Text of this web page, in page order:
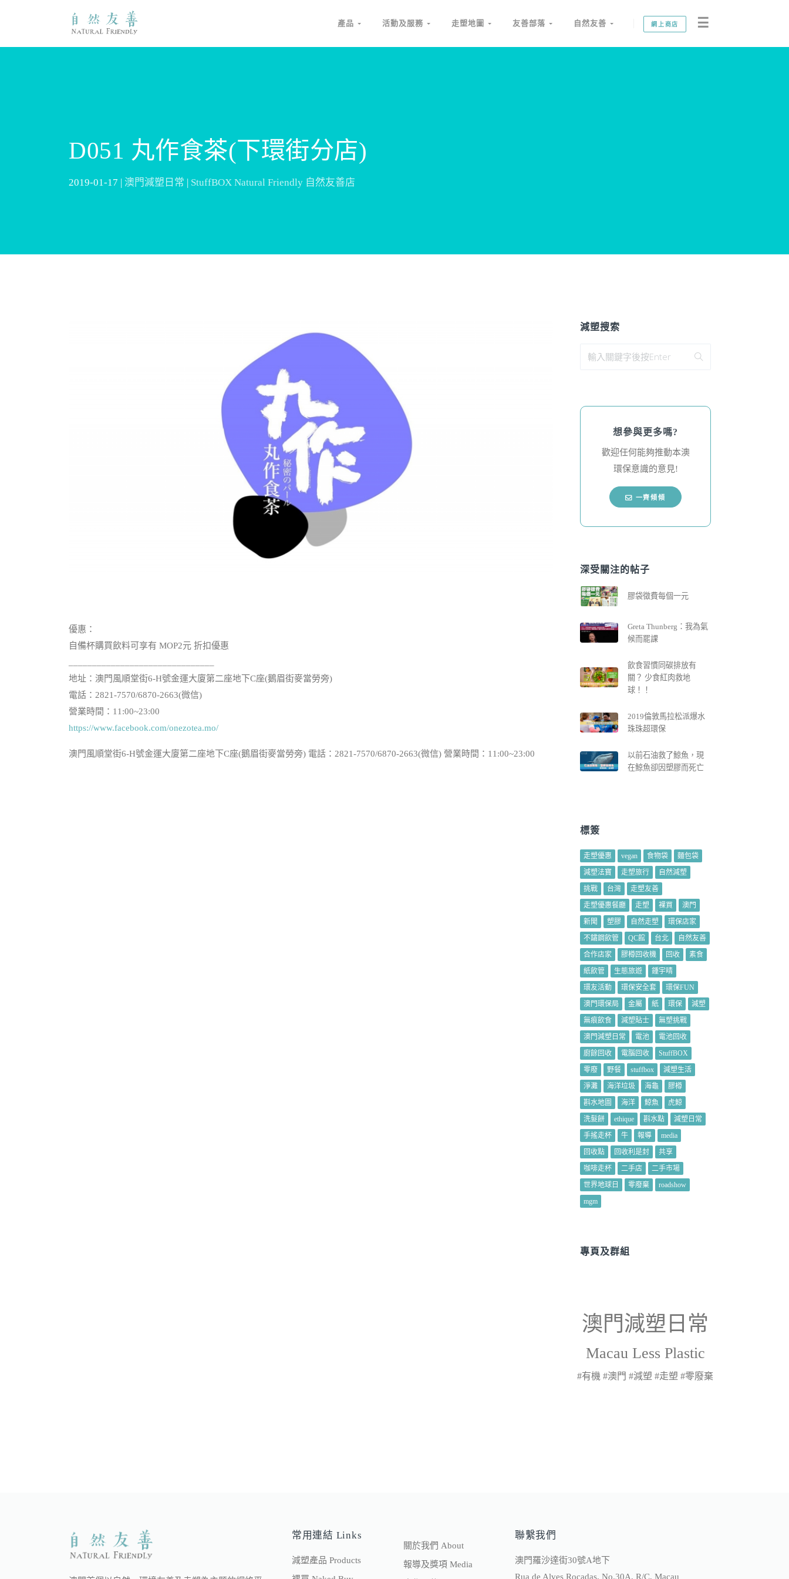
產品 活動及服務 走塑地圖 友善部落 自然友善 網上商店 ☰
D051 丸作食茶(下環街分店)
2019-01-17 | 澳門減塑日常 | StuffBOX Natural Friendly 自然友善店
優惠：
自備杯購買飲料可享有 MOP2元 折扣優惠
地址：澳門風順堂街6-H號金運大廈第二座地下C座(鵝眉街麥當勞旁)
電話：2821-7570/6870-2663(微信)
營業時間：11:00~23:00
https://www.facebook.com/onezotea.mo/
澳門風順堂街6-H號金運大廈第二座地下C座(鵝眉街麥當勞旁) 電話：2821-7570/6870-2663(微信) 營業時間：11:00~23:00
減塑搜索
想參與更多嗎?
歡迎任何能夠推動本澳
環保意識的意見!
一齊傾傾
深受關注的帖子
膠袋徵費每個一元
Greta Thunberg：我為氣
候而罷課
飲食習慣同碳排放有
關？ 少食紅肉救地
球！！
2019倫敦馬拉松派爆水
珠珠超環保
以前石油救了鯨魚，現
在鯨魚卻因塑膠而死亡
標簽
走塑優惠 vegan 食物袋
麵包袋
減塑法寶
走塑旅行
自然減塑
挑戰
台灣
走塑友善
走塑優惠餐廳
走塑 裸買
澳門
新聞
塑膠 自然走塑
環保店家
不鏽鋼飲管
QC館 台北
自然友善
合作店家
膠樽回收機 回收
素食
紙飲管
生態旅遊
鍾宇晴
環友活動
環保安全套
環保FUN
澳門環保局
金屬 紙 環保
減塑
無痕飲食
減塑貼士
無塑挑戰
澳門減塑日常
電池
電池回收
廚餘回收
電腦回收
StuffBOX
零廢
野餐 stuffbox
減塑生活
淨灘
海洋垃圾 海龜
膠樽
斟水地圖
海洋 鯨魚
虎鯨
洗髮餅
ethique 斟水點
減塑日常
手搖走杯
牛 報導
media
回收點
回收利是封
共享
咖啡走杯
二手店
二手市場
世界地球日
零廢棄
roadshow
mgm
專頁及群組
澳門減塑日常
Macau Less Plastic
#有機 #澳門 #減塑 #走塑 #零廢棄
聯繫我們
澳門羅沙達街30號A地下
Rua de Alves Rocadas, No.30A, R/C, Macau
常用連結 Links
減塑產品 Products
關於我們 About
報導及獎項 Media